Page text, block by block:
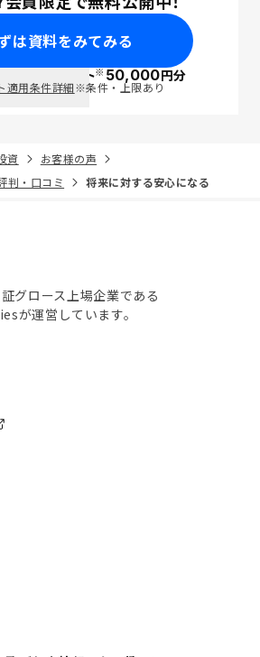
は資料をみてみる
ポイント※50,000円分
適用条件詳細※条件・上限あり
資
お客様の声
判・口コミ
将来に対する安心になる
グロース上場企業である
が運営しています。